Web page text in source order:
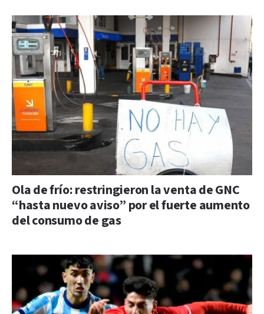
Ola de frío: restringieron la venta de GNC
“hasta nuevo aviso” por el fuerte aumento
del consumo de gas